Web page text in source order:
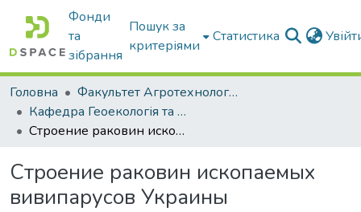
Фонди
та
зібрання
Пошук за
критеріями
Статистика
Головна
Факультет Агротехнологій та екології
Кафедра Геоекологія та землеустрій
Строение раковин ископаемых вивипарусов Украины
Строение раковин ископаемых
вивипарусов Украины